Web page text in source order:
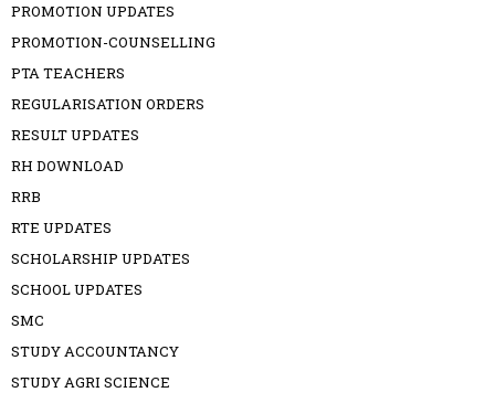
PROMOTION UPDATES
PROMOTION-COUNSELLING
PTA TEACHERS
REGULARISATION ORDERS
RESULT UPDATES
RH DOWNLOAD
RRB
RTE UPDATES
SCHOLARSHIP UPDATES
SCHOOL UPDATES
SMC
STUDY ACCOUNTANCY
STUDY AGRI SCIENCE